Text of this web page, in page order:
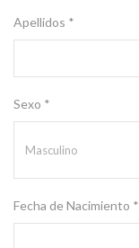
Apellidos *
Sexo *
Fecha de Nacimiento *